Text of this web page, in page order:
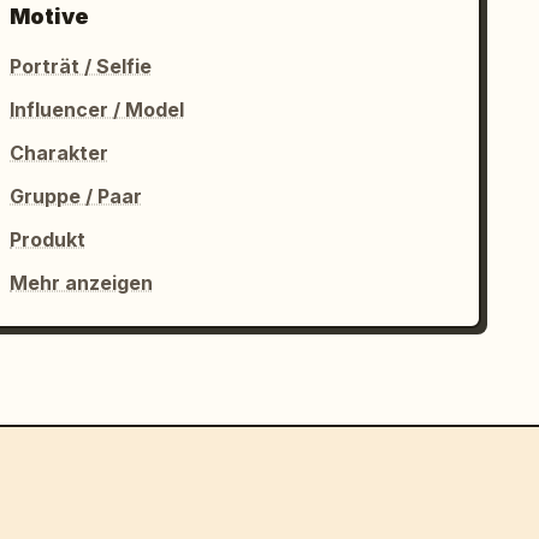
Motive
Porträt / Selfie
Influencer / Model
Charakter
Gruppe / Paar
Produkt
Mehr anzeigen